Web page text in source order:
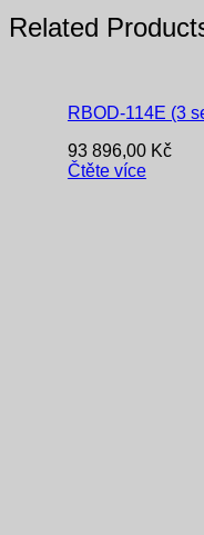
Related
RBOD-114E (3
93 896,00 Kč
Čtěte více